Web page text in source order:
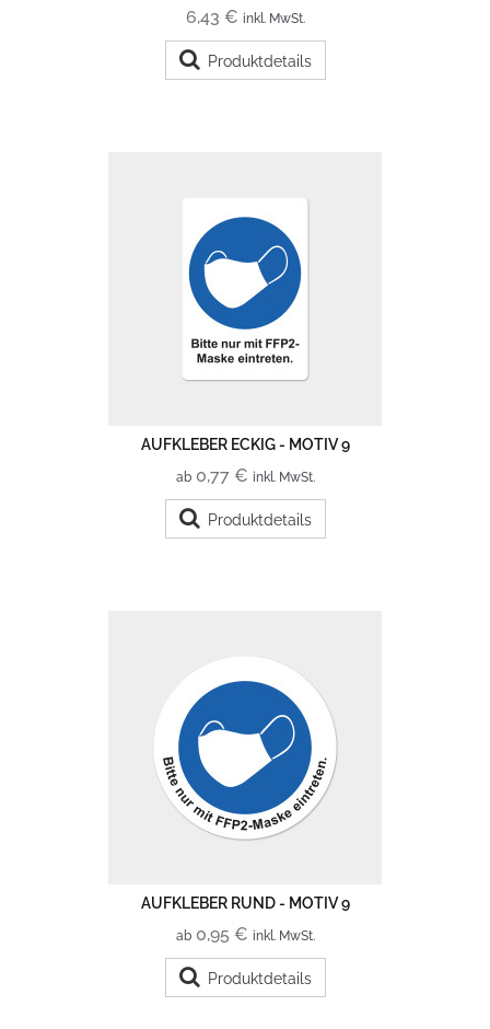
6,43 € inkl. MwSt.
Produktdetails
AUFKLEBER ECKIG - MOTIV 9
ab 0,77 € inkl. MwSt.
Produktdetails
AUFKLEBER RUND - MOTIV 9
ab 0,95 € inkl. MwSt.
Produktdetails